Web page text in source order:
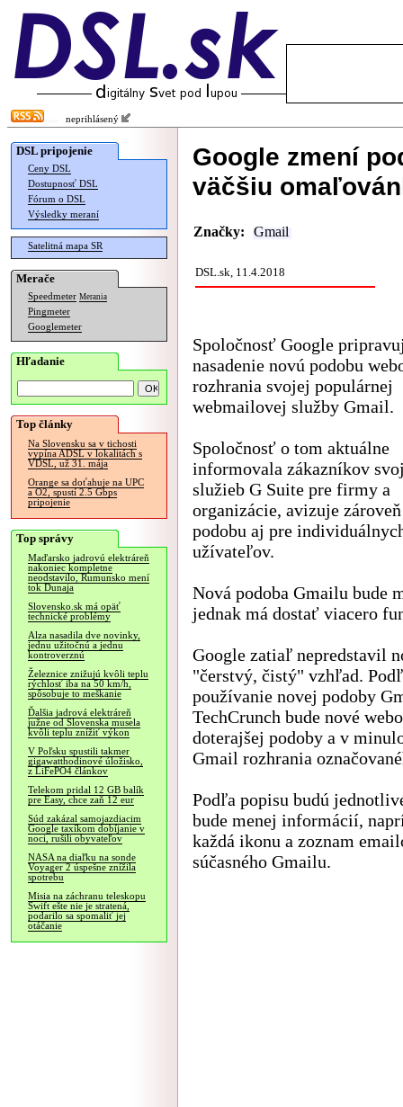
neprihlásený
DSL pripojenie
Ceny DSL
Dostupnosť DSL
Fórum o DSL
Výsledky meraní
Satelitná mapa SR
Merače
Speedmeter Merania
Pingmeter
Googlemeter
Hľadanie
Top články
Na Slovensku sa v tichosti
vypína ADSL v lokalitách s
VDSL, už 31. mája
Orange sa doťahuje na UPC
a O2, spustí 2.5 Gbps
pripojenie
Top správy
Maďarsko jadrovú elektráreň
nakoniec kompletne
neodstavilo, Rumunsko mení
tok Dunaja
Slovensko.sk má opäť
technické problémy
Alza nasadila dve novinky,
jednu užitočnú a jednu
kontroverznú
Železnice znižujú kvôli teplu
rýchlosť iba na 50 km/h,
spôsobuje to meškanie
Ďalšia jadrová elektráreň
južne od Slovenska musela
kvôli teplu znížiť výkon
V Poľsku spustili takmer
gigawatthodinové úložisko,
z LiFePO4 článkov
Telekom pridal 12 GB balík
pre Easy, chce zaň 12 eur
Súd zakázal samojazdiacim
Google taxíkom dobíjanie v
noci, rušili obyvateľov
NASA na diaľku na sonde
Voyager 2 úspešne znížila
spotrebu
Misia na záchranu teleskopu
Swift ešte nie je stratená,
podarilo sa spomaliť jej
otáčanie
Google zmení
väčšiu
Značky: Gmail
DSL.sk, 11.4.2018
Spoločnosť Google
nasadenie novú podobu
rozhrania svojej populárnej
webmailovej služby Gmail.
Spoločnosť o tom aktuálne
informovala zákazníkov
služieb G Suite pre firmy a
organizácie, avizuje
podobu aj pre
užívateľov.
Nová podoba Gmailu bude
jednak má dostať viacero
Google zatiaľ nepredstavil
"čerstvý, čistý" vzhľad.
používanie novej podoby
TechCrunch bude nové
doterajšej podoby a v
Gmail rozhrania
Podľa popisu budú
bude menej informácií,
každá ikonu a zoznam
súčasného Gmailu.